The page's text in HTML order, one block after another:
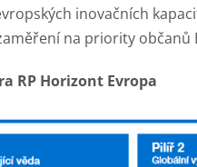
inovačních
na priority
RP Horizont Evropa